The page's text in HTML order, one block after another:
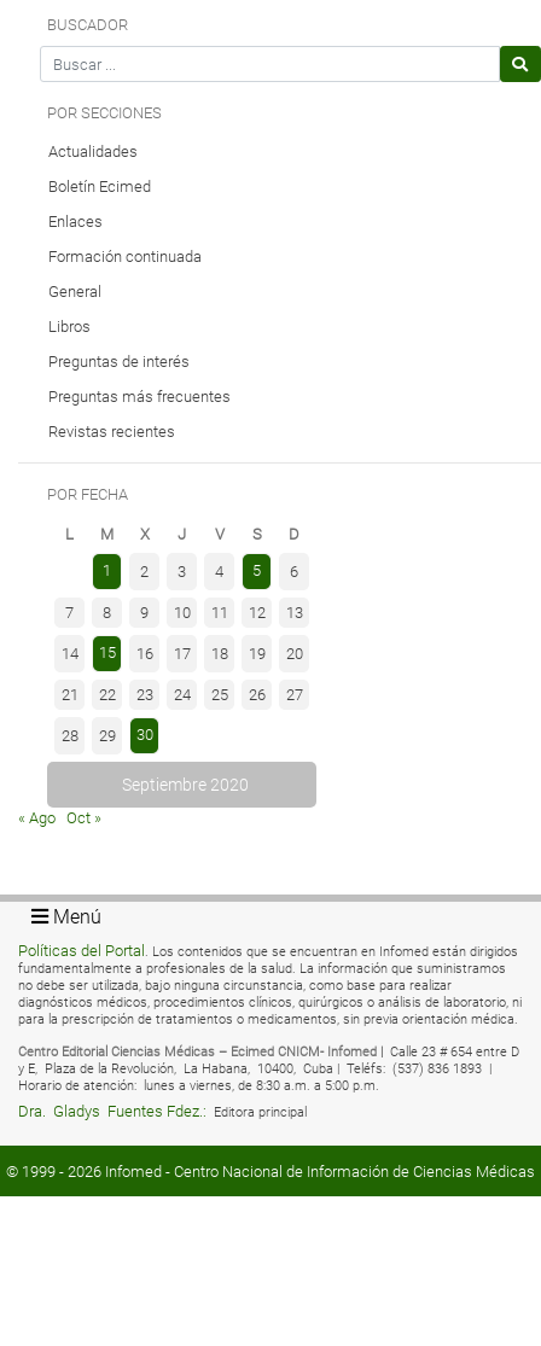
BUSCADOR
Search for
POR SECCIONES
Actualidades
Boletín Ecimed
Enlaces
Formación continuada
General
Libros
Preguntas de interés
Preguntas más frecuentes
Revistas recientes
POR FECHA
Septiembre 2020
L M X J V S
D
1
2 3 4 5 6
7 8 9 10 11 12 13
14 15 16 17 18 19 20
21 22 23 24 25 26 27
28 29 30
« Ago Oct »
Menú
Políticas del Portal . Los contenidos que se encuentran en Infomed están dirigidos
fundamentalmente a profesionales de la salud. La información que suministramos
no debe ser utilizada, bajo ninguna circunstancia, como base para realizar
diagnósticos médicos, procedimientos clínicos, quirúrgicos o análisis de laboratorio, ni
para la prescripción de tratamientos o medicamentos, sin previa orientación médica.
Centro Editorial Ciencias Médicas – Ecimed CNICM- Infomed | Calle 23 # 654 entre D
y E, Plaza de la Revolución, La Habana, 10400, Cuba | Teléfs: (537) 836 1893 |
Horario de atención:
lunes a viernes, de 8:30 a.m. a 5:00 p.m.
Dra. Gladys Fuentes Fdez.: Editora principal
© 1999 - 2026 Infomed - Centro Nacional de Información de Ciencias Médicas